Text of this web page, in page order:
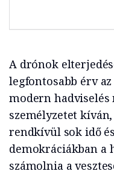
A drónok
legfontosabb érv
modern hadviselés
személyzetet
rendkívül sok idő
demokráciákban a
számolnia a